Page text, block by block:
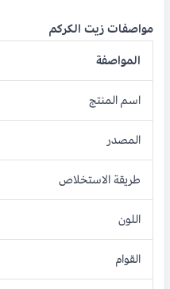
مواصفات زيت الكركم
المواصفة
اسم المنتج
المصدر
طريقة الاستخلاص
اللون
القوام